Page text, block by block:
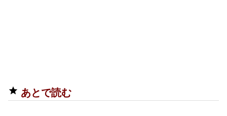
あとで読む